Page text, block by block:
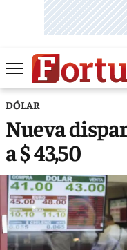
DÓLAR
Nueva
a $ 43,50